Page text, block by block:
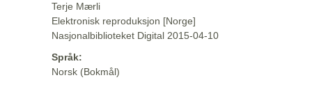
Terje Mærli
Elektronisk reproduksjon [Norge]
Nasjonalbiblioteket Digital 2015-04-10
Språk:
Norsk (Bokmål)